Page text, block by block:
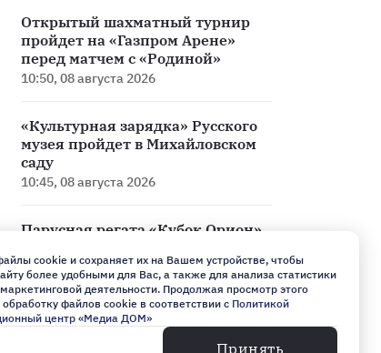
Открытый шахматный турнир
пройдет на «Газпром Арене»
перед матчем с «Родиной»
10:50, 08 августа 2026
«Культурная зарядка» Русского
музея пройдет в Михайловском
саду
10:45, 08 августа 2026
Парусная регата «Кубок Орион»
09:30, 08 августа 2026
Финал велозаезда Tour de Russie
cookie и сохраняет их на Вашем устройстве, чтобы
более удобными для Вас, а также для анализа статистики
деятельности. Продолжая просмотр этого
файлов cookie в соответствии с Политикой
центр «Медиа ДОМ»
Принять